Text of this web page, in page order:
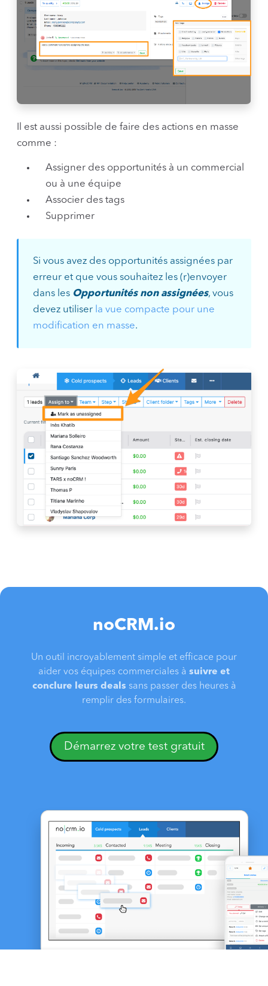
Il est aussi possible de faire des actions en masse
comme :
Assigner des opportunités à un commercial
ou à une équipe
Associer des tags
Supprimer
Si vous avez des opportunités assignées par
erreur et que vous souhaitez les (r)envoyer
dans les Opportunités non assignées, vous
devez utiliser la vue compacte pour une
modification en masse.
noCRM.io
Un outil incroyablement simple et efficace pour
aider vos équipes commerciales à suivre et
conclure leurs deals sans passer des heures à
remplir des formulaires.
Démarrez votre test gratuit